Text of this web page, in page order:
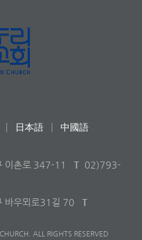
日本語 中國語
이촌로 347-11
T 02)793-
바우뫼로31길 70
T
ALL RIGHTS RESERVED